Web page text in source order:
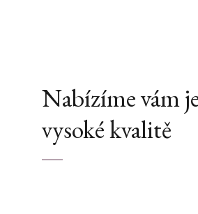
Nabízíme vám
vysoké kvalitě